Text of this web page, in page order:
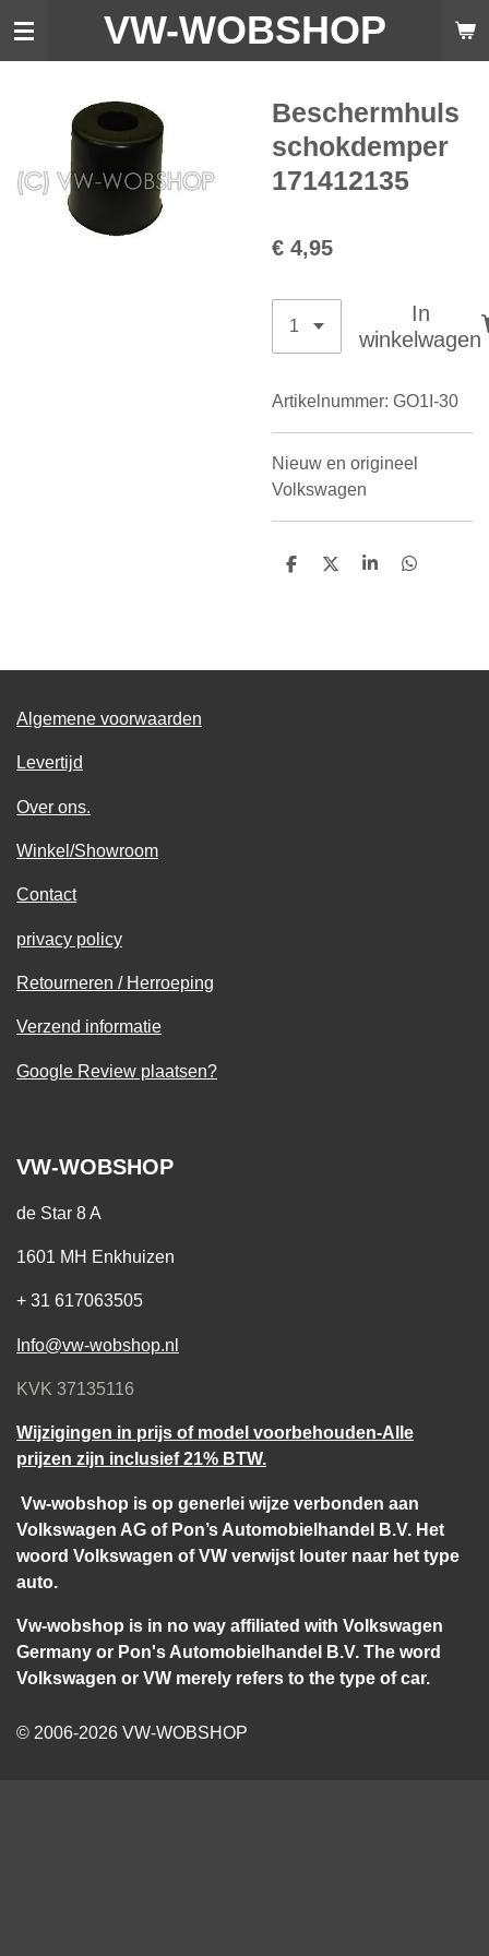
Ga
hoofdinhoud
VW-WOBSHOP
Beschermhuls
schokdemper
171412135
€ 4,95
In
winkelwagen
Artikelnummer: GO1I-30
Nieuw en origineel
Volkswagen
D
D
S
D
Algemene voorwaarden
Levertijd
Over ons.
Winkel/Showroom
Contact
privacy policy
Retourneren / Herroeping
Verzend informatie
Google Review plaatsen?
VW-WOBSHOP
de Star 8 A
1601 MH Enkhuizen
+ 31 617063505
Info@vw-wobshop.nl
KVK 37135116
Wijzigingen in prijs of model voorbehouden-Alle
prijzen zijn inclusief 21% BTW.
Vw-wobshop is op generlei wijze verbonden aan
Volkswagen AG of Pon’s Automobielhandel B.V. Het
woord Volkswagen of VW verwijst louter naar het type
auto.
Vw-wobshop is in no way affiliated with Volkswagen
Germany or Pon's Automobielhandel B.V. The word
Volkswagen or VW merely refers to the type of car.
© 2006-2026 VW-WOBSHOP